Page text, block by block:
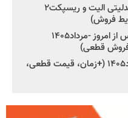
شروع فروش بدون قرعه‌کشی فیدلیتی الیت و ریسپکت۲
شروع ثبت‌نام چانگان CS۵۵ پلاس از امروز -مرداد۱۴۰۵
قطعی)
شروع فروش کیا اسپورتیج -مرداد۱۴۰۵ (+زمان، قیمت قطعی،